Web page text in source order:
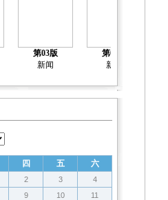
第03版
新闻
第04版
新闻
四 五 六
2 3
4
9 10
11